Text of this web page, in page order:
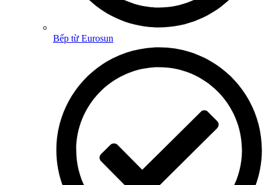
Bếp từ Eurosun